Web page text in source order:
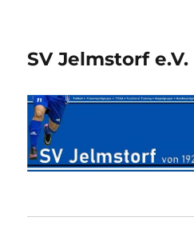
SV Jelmstorf e.V.